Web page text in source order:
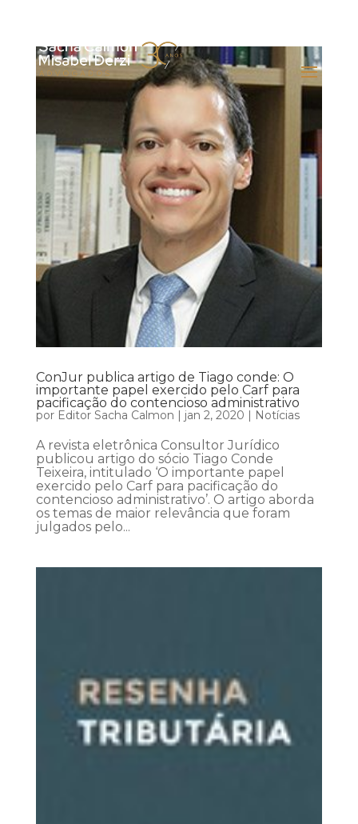
ConJur publica artigo de Tiago conde: O
importante papel exercido pelo Carf para
pacificação do contencioso administrativo
por Editor Sacha Calmon | jan 2, 2020 | Notícias
A revista eletrônica Consultor Jurídico
publicou artigo do sócio Tiago Conde
Teixeira, intitulado ‘O importante papel
exercido pelo Carf para pacificação do
contencioso administrativo’. O artigo aborda
os temas de maior relevância que foram
julgados pelo...